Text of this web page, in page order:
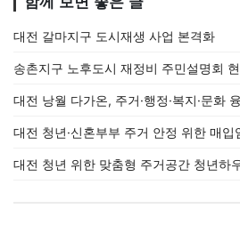
대전 갈마지구 도시재생 사업 본격화
송촌지구 노후도시 재정비 주민설명회
대전 낭월 다가온, 주거·행정·복지·문화
대전 청년·신혼부부 주거 안정 위한 매
대전 청년 위한 맞춤형 주거공간 청년하